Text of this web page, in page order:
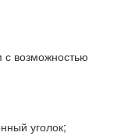
возможностью
уголок;